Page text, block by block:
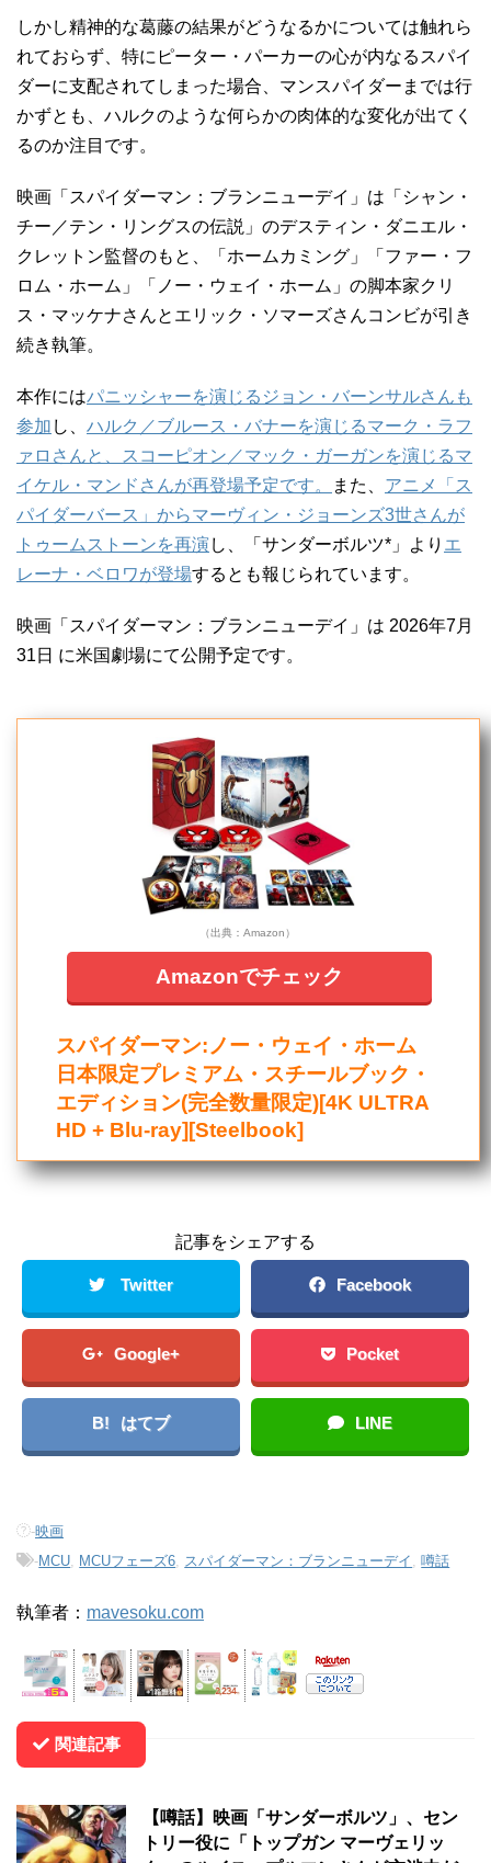
しかし精神的な葛藤の結果がどうなるかについては触れら
れておらず、特にピーター・パーカーの心が内なるスパイ
ダーに支配されてしまった場合、マンスパイダーまでは行
かずとも、ハルクのような何らかの肉体的な変化が出てく
るのか注目です。
映画「スパイダーマン：ブランニューデイ」は「シャン・
チー／テン・リングスの伝説」のデスティン・ダニエル・
クレットン監督のもと、「ホームカミング」「ファー・フ
ロム・ホーム」「ノー・ウェイ・ホーム」の脚本家クリ
ス・マッケナさんとエリック・ソマーズさんコンビが引き
続き執筆。
本作にはパニッシャーを演じるジョン・バーンサルさんも
参加 し、 ハルク／ブルース・バナーを演じるマーク・ラフ
ァロさんと、スコーピオン／マック・ガーガンを演じるマ
イケル・マンドさんが再登場予定です。
また、 アニメ「ス
パイダーバース」からマーヴィン・ジョーンズ3世さんが
トゥームストーンを再演し、「サンダーボルツ*」より エ
レーナ・ベロワが登場するとも報じられています。
映画「スパイダーマン：ブランニューデイ」は 2026年7月
31日 に米国劇場にて公開予定です。
（出典：Amazon）
Amazonでチェック
スパイダーマン:ノー・ウェイ・ホーム
日本限定プレミアム・スチールブック・
エディション(完全数量限定)[4K ULTRA
HD + Blu-ray][Steelbook]
記事をシェアする
Twitter Facebook
Google+ Pocket
B! はてブ LINE
-映画
-MCU MCUフェーズ6 スパイダーマン：ブランニューデイ ,噂話
執筆者： mavesoku.com
関連記事
【噂話】映画「サンダーボルツ」、セン
トリー役に「トップガン マーヴェリッ